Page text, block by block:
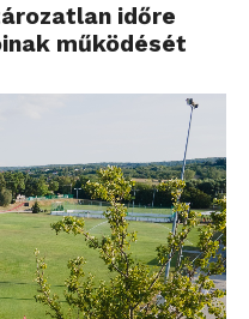
időre
működését